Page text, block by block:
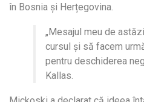
în Bosnia și Herțegovina.
„Mesajul meu de
cursul și să facem
pentru deschiderea
Kallas.